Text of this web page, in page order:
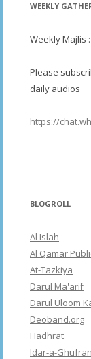
WEEKLY
Weekly Majlis
Please
daily audios
https://
BLOGROLL
Al Islah
Al Qamar
At-Tazkiya
Darul Ma'arif
Darul Uloom
Deoband.org
Hadhrat
Idar-a-Ghufran